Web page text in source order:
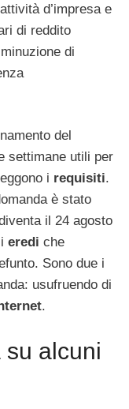
d’impresa e
di reddito
di
del
settimane utili per
i requisiti.
è stato
il 24 agosto
eredi che
Sono due i
usufruendo di
.
alcuni